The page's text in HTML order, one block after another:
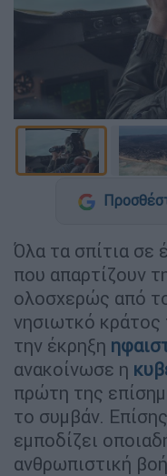
Όλα τα σπίτια σε
που απαρτίζουν
ολοσχερώς από
νησιωτκό κράτος
την έκρηξη
ανακοίνωσε η
πρώτη της
το συμβάν.
εμποδίζει
ανθρωπιστική